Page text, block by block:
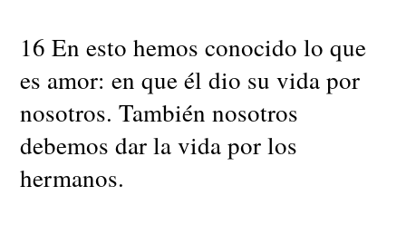
16 En esto hemos conocido lo que
es amor: en que él dio su vida por
nosotros. También nosotros
debemos dar la vida por los
hermanos.